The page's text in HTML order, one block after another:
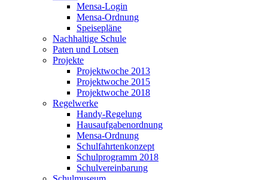
Mensa-Login
Mensa-Ordnung
Speisepläne
Nachhaltige Schule
Paten und Lotsen
Projekte
Projektwoche 2013
Projektwoche 2015
Projektwoche 2018
Regelwerke
Handy-Regelung
Hausaufgabenordnung
Mensa-Ordnung
Schulfahrtenkonzept
Schulprogramm 2018
Schulvereinbarung